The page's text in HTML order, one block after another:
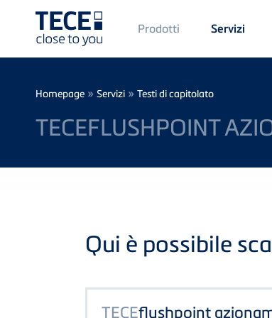
Main
Menü
1
Prodotti Servizi
Breadcrumb
Homepage » Servizi » Testi di capitolato
TECEFLUSHPOINT
Qui è possibile
TECEflushpoint